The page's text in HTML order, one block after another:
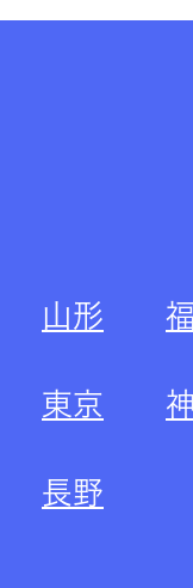
山形
東京
長野